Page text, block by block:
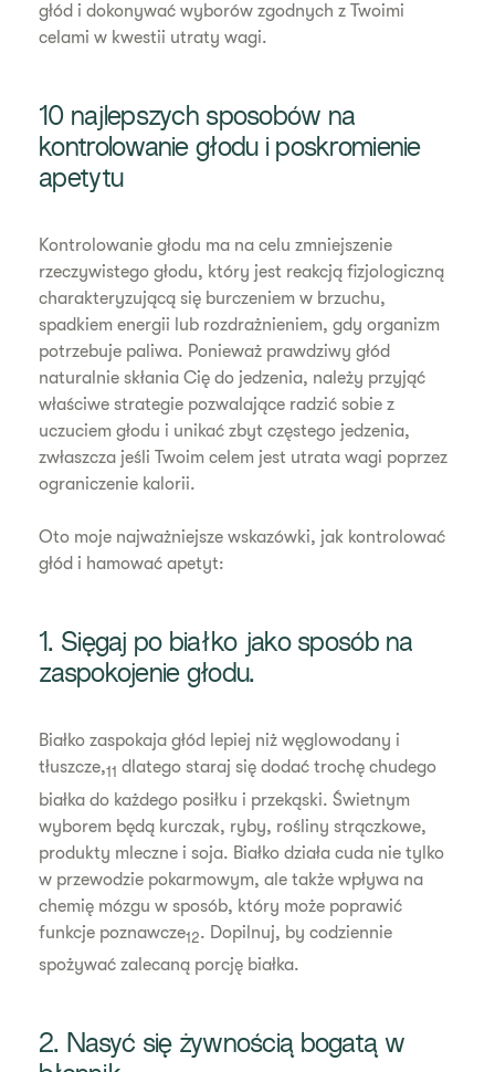
głód i dokonywać wyborów zgodnych z Twoimi
celami w kwestii utraty wagi.
10 najlepszych sposobów na
kontrolowanie głodu i poskromienie
apetytu
Kontrolowanie głodu ma na celu zmniejszenie
rzeczywistego głodu, który jest reakcją fizjologiczną
charakteryzującą się burczeniem w brzuchu,
spadkiem energii lub rozdrażnieniem, gdy organizm
potrzebuje paliwa. Ponieważ prawdziwy głód
naturalnie skłania Cię do jedzenia, należy przyjąć
właściwe strategie pozwalające radzić sobie z
uczuciem głodu i unikać zbyt częstego jedzenia,
zwłaszcza jeśli Twoim celem jest utrata wagi poprzez
ograniczenie kalorii.
Oto moje najważniejsze wskazówki, jak kontrolować
głód i hamować apetyt:
1. Sięgaj po białko jako sposób na
zaspokojenie głodu.
Białko zaspokaja głód lepiej niż węglowodany i
tłuszcze,11 dlatego staraj się dodać trochę chudego
białka do każdego posiłku i przekąski. Świetnym
wyborem będą kurczak, ryby, rośliny strączkowe,
produkty mleczne i soja. Białko działa cuda nie tylko
w przewodzie pokarmowym, ale także wpływa na
chemię mózgu w sposób, który może poprawić
funkcje poznawcze12. Dopilnuj, by codziennie
spożywać zalecaną porcję białka.
2. Nasyć się żywnością bogatą w